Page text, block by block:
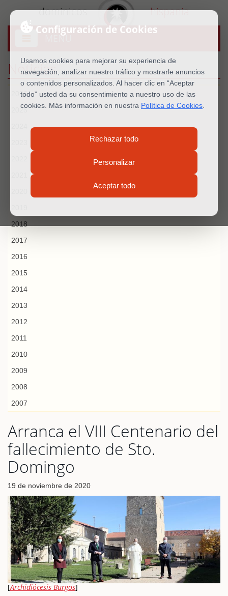
Configuración de Cookies
Usamos cookies para mejorar su experiencia de
navegación, analizar nuestro tráfico y mostrarle anuncios
o contenidos personalizados. Al hacer clic en “Aceptar
todo” usted da su consentimiento a nuestro uso de las
cookies. Más información en nuestra Política de Cookies
Rechazar todo
Personalizar
Aceptar todo
dominicos hispania
MENU
Noticias
2026
2025
2018
2017
2016
2015
2014
2013
2012
2011
2010
2009
2008
2007
Arranca el VIII Centenario del
fallecimiento de Sto.
Domingo
19 de noviembre de 2020
[Archidiócesis Burgos]